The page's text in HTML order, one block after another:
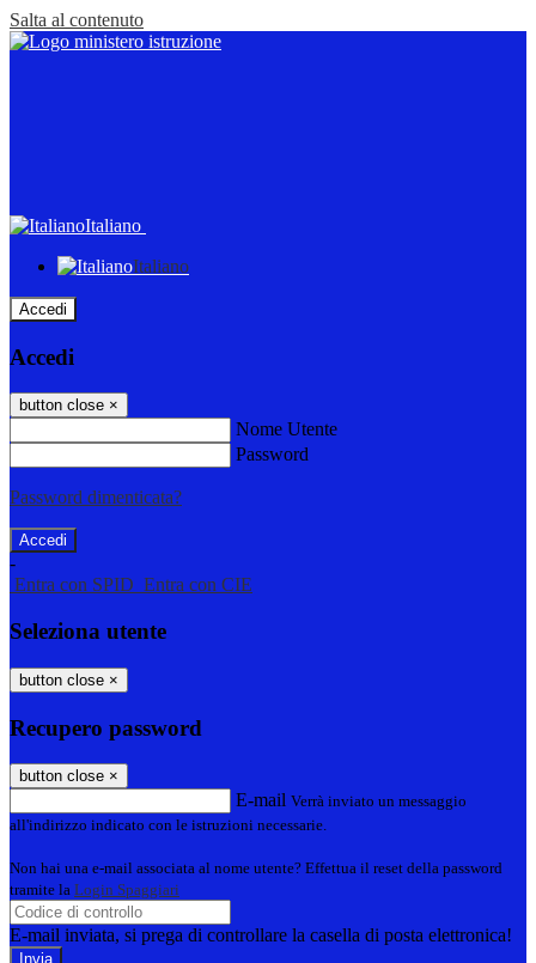
Salta al contenuto
Italiano
Italiano
Accedi
Accedi
button close ×
Nome Utente
Password
Password dimenticata?
-
Entra con SPID Entra con CIE
Seleziona utente
button close ×
Recupero password
button close ×
E-mail Verrà inviato un messaggio
all'indirizzo indicato con le istruzioni necessarie.
Non hai una e-mail associata al nome utente? Effettua il reset della password
tramite la Login Spaggiari
E-mail inviata, si prega di controllare la casella di posta elettronica!